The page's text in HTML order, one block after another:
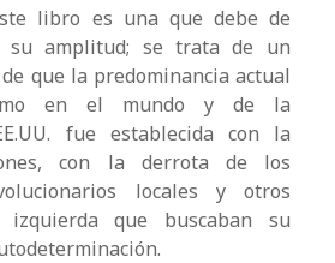
libro es una que debe de
su amplitud; se trata de un
que la predominancia actual
en el mundo y de la
fue establecida con la
con la derrota de los
locales y otros
izquierda que buscaban su